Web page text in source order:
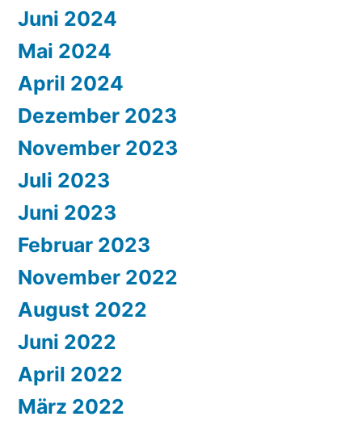
Juni 2024
Mai 2024
April 2024
Dezember 2023
November 2023
Juli 2023
Juni 2023
Februar 2023
November 2022
August 2022
Juni 2022
April 2022
März 2022